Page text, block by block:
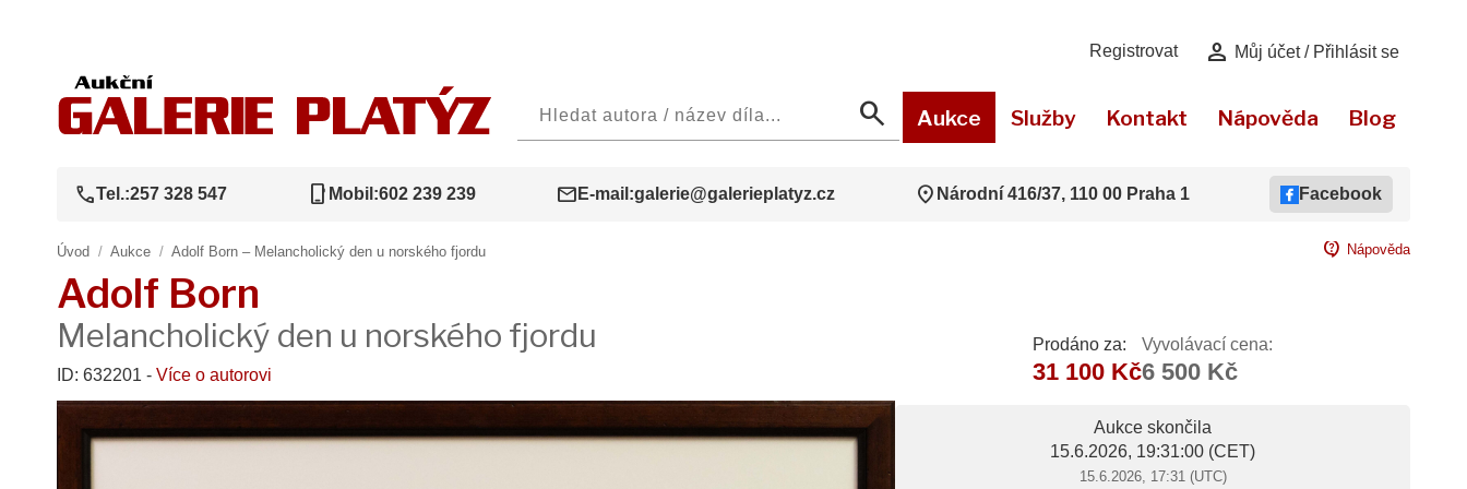
Registrovat person Můj účet / Přihlásit se
search Aukce Služby Kontakt Nápověda Blog
callTel.:257 328 547 phone_iphone Mobil:602 239 239 mail E-mail:galerie@galerieplatyz.cz location_on Národní 416/37, 110 00 Praha 1 Facebook
Úvod / Aukce / Adolf Born – Melancholický den u norského fjordu contact_support Nápověda
Adolf Born
Melancholický den u norského fjordu
ID: 632201 - Více o autorovi
Prodáno za:
31 100 Kč
Vyvolávací cena:
6 500 Kč
Aukce skončila
15.6.2026, 19:31:00 (CET)
15.6.2026, 17:31 (UTC)